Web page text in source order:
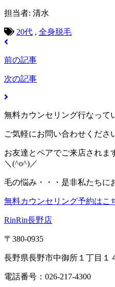
担当者: 清水
20代 , 全身脱毛
前の記事
次の記事
無料カウンセリング行なって
ご気軽にお問い合わせくださ
お友達とペアでご来店されま
＼(^o^)／
毛の悩み・・・是非私たち
無料カウンセリング予約はこ
RinRin長野店
〒380-0935
長野県長野市中御所１丁目１
電話番号：026-217-4300